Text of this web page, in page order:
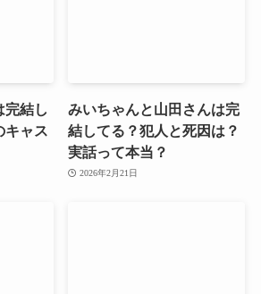
完結し
キャス
みいちゃんと山田さんは完
結してる？犯人と死因は？
実話って本当？
2026年2月21日